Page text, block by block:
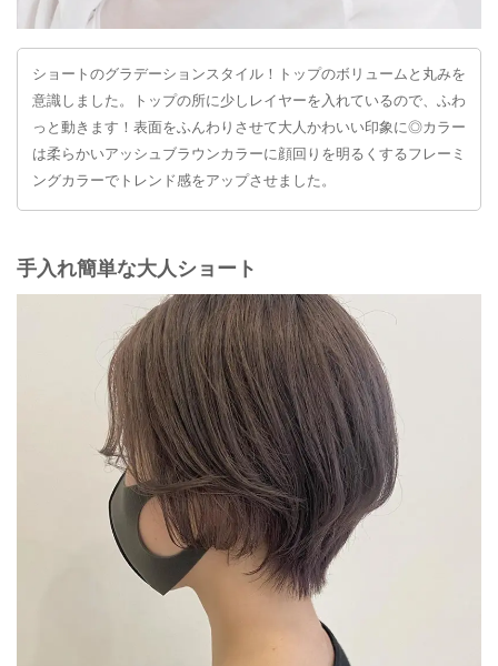
ショートのグラデーションスタイル！トップのボリュームと丸みを
意識しました。トップの所に少しレイヤーを入れているので、ふわ
っと動きます！表面をふんわりさせて大人かわいい印象に◎カラー
は柔らかいアッシュブラウンカラーに顔回りを明るくするフレーミ
ングカラーでトレンド感をアップさせました。
手入れ簡単な大人ショート